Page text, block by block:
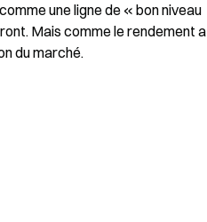
une ligne de « bon niveau
Mais comme le rendement a
du marché.